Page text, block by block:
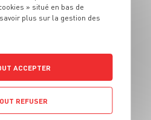
40 min 30 min
» situé en bas de
plus sur la gestion des
ACCEPTER
REFUSER